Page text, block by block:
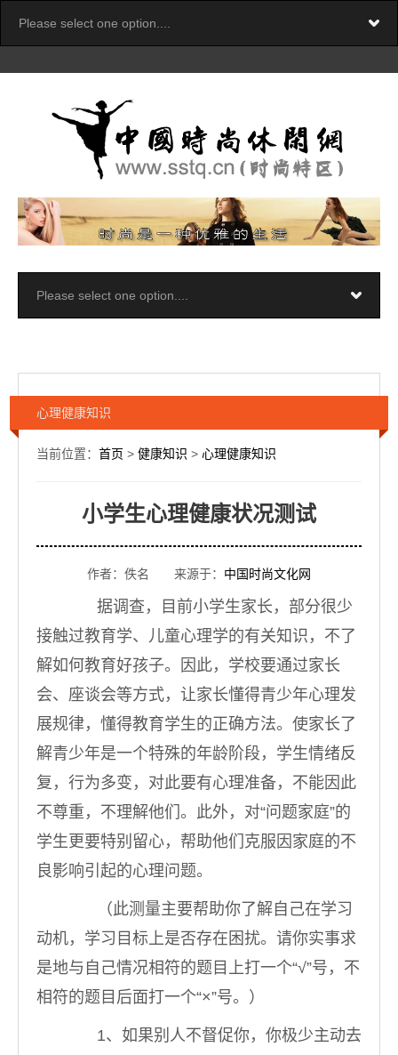
心理健康知识
当前位置： 首页 > 健康知识 > 心理健康知识
小学生心理健康状况测试
作者：佚名 来源于： 中国时尚文化网
据调查，目前小学生家长，部分很少
接触过教育学、儿童心理学的有关知识，不了
解如何教育好孩子。因此，学校要通过家长
会、座谈会等方式，让家长懂得青少年心理发
展规律，懂得教育学生的正确方法。使家长了
解青少年是一个特殊的年龄阶段，学生情绪反
复，行为多变，对此要有心理准备，不能因此
不尊重，不理解他们。此外，对“问题家庭”的
学生更要特别留心，帮助他们克服因家庭的不
良影响引起的心理问题。
（此测量主要帮助你了解自己在学习
动机，学习目标上是否存在困扰。请你实事求
是地与自己情况相符的题目上打一个“√”号，不
相符的题目后面打一个“×”号。）
1、如果别人不督促你，你极少主动去